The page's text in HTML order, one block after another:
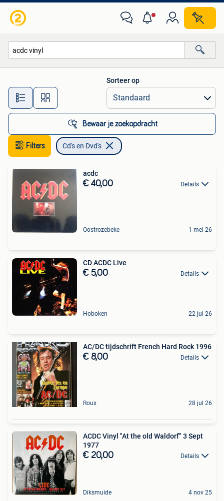
Alle afstanden…
Sorteer op
Bewaar je zoekopdracht
Filters Cd's en Dvd's
acdc
€ 40,00 Details
Oostrozebeke 1 mei 26
CD ACDC Live
€ 5,00 Details
Hoboken 22 jul 26
AC/DC tijdschrift French Hard Rock 1996
€ 8,00 Details
Roux 28 jul 26
ACDC Vinyl "At the old Waldorf" 3 Sept
1977
€ 20,00 Details
Diksmuide 4 nov 25